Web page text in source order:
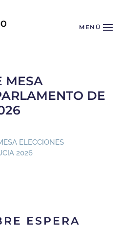
MENÚ
MESA
DE
ELECCIONES
2026
ESPERA